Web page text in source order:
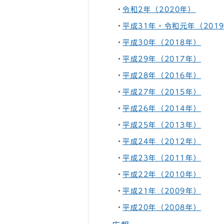
令和2年（2020年）
平成31年・令和元年（
平成30年（2018年）
平成29年（2017年）
平成28年（2016年）
平成27年（2015年）
平成26年（2014年）
平成25年（2013年）
平成24年（2012年）
平成23年（2011年）
平成22年（2010年）
平成21年（2009年）
平成20年（2008年）